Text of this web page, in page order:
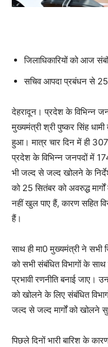
जिलाधिकारियों को आज
सचिव आपदा प्रबंधन से 25
देहरादून। प्रदेश के विभिन्न
मुख्यमंत्री श्री पुष्कर सिंह धामी
हुआ। मात्र चार दिन में ही 307
प्रदेश के विभिन्न जनपदों में
भी जल्द से जल्द खोलने के
को 25 सितंबर को अवरुद्ध
नहीं खुल पाए हैं, कारण सहित
हैं।
साथ ही मा0 मुख्यमंत्री ने सभी
को सभी संबंधित विभागों के
प्रभावी रणनीति बनाई जाए।
को खोलने के लिए संबंधित
जल्द से जल्द मार्गों को खोलने
पिछले दिनों भारी बारिश के